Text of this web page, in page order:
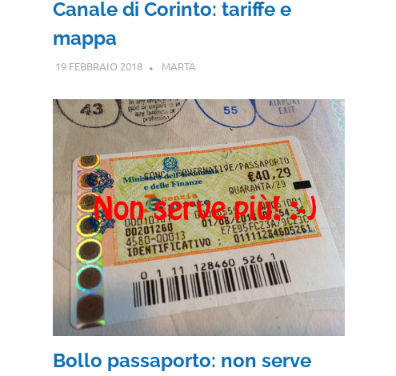
Canale di Corinto: tariffe e
mappa
19 FEBBRAIO 2018 MARTA
Bollo passaporto: non serve